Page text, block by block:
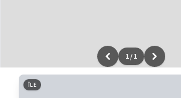
Leaflet|données ©OpenStreetMap/
1 / 1
ÎLE